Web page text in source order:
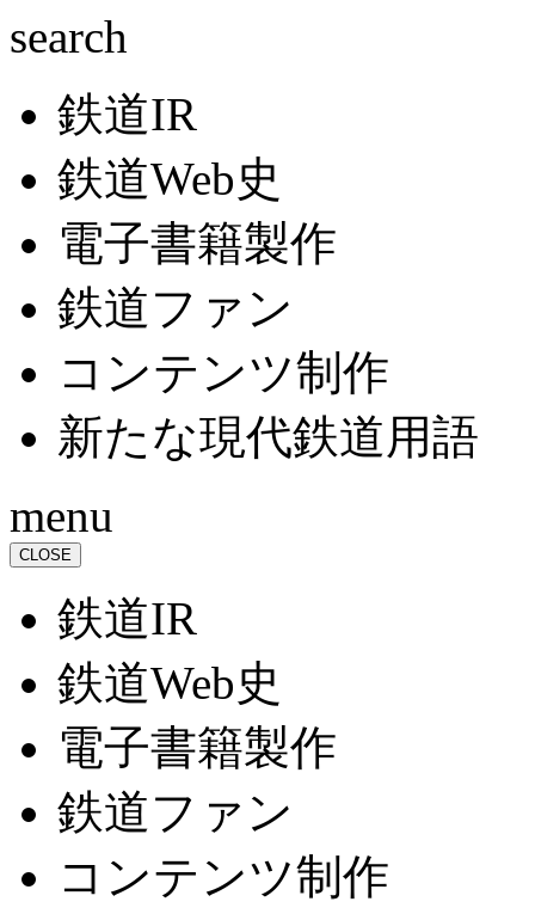
search
鉄道IR
鉄道Web史
電子書籍製作
鉄道ファン
コンテンツ制作
新たな現代鉄道用語
menu
CLOSE
鉄道IR
鉄道Web史
電子書籍製作
鉄道ファン
コンテンツ制作